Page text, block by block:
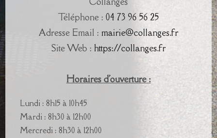
Téléphone : 04 73 96 56 25
Adresse Email : mairie@collanges.fr
Site Web : https://collanges.fr
Horaires d'ouverture :
Lundi : 8h15 à 10h45
Mardi : 8h30 à 12h00
Mercredi : 8h30 à 12h00